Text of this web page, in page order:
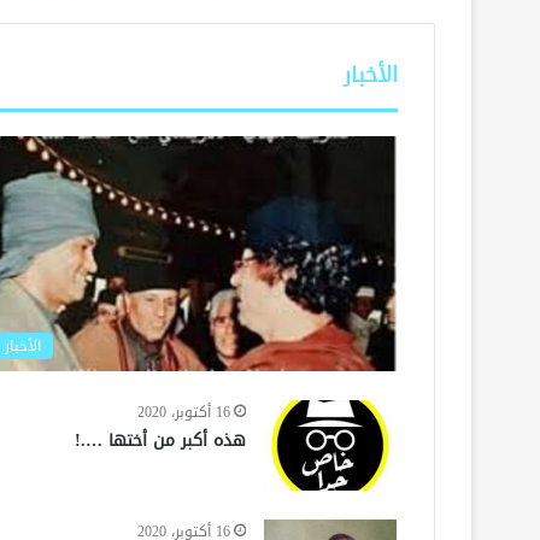
الأخبار
الأخبار
16 أكتوبر، 2020
هذه أكبر من أختها ….!
16 أكتوبر، 2020